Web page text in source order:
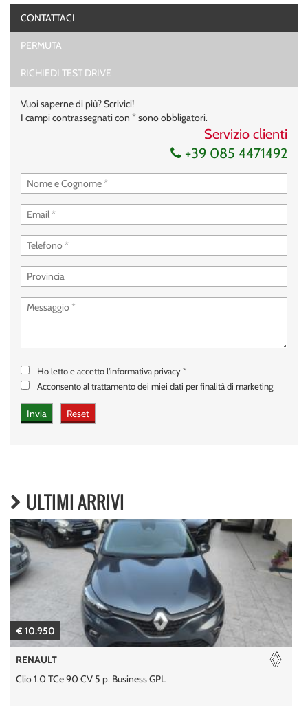
Presa da 12 V nell'abitacolo anteriore / vano bagagli;
Supporto lombare nel sedile del conducente
Consolle centrale chiusa con bracciolo e vano portaoggetti
Bracciolo scorrevole
Tasche portaoggetti sugli schienali dei sedili anteriori
Schienali posteriori ribaltabili 1/3-2/3
Riscaldamento e ventilazione con circolazione dell'aria interna
Climatizzatore automatico (monozona)
Quadro strumenti: digitale da 7"
DISPLAY MULTIMEDIALE: display multimediale da 10,1" senza
navigazione di fabbrica,
Radio DAB, vivavoce Bluetooth® e riproduzione musicale,
2 porte USB-C, 4 altoparlanti, comandi al volante +
CONTATTACI
PERMUTA
RICHIEDI TEST DRIVE
Vuoi saperne di più? Scrivici!
I campi contrassegnati con * sono obbligatori.
Servizio clienti
+39 085 4471492
Ho letto e accettol'informativa privacy*
Acconsento al trattamento dei miei dati per finalità di marketing
ULTIMI ARRIVI
€ 10.950
RENAULT
Clio 1.0 TCe 90 CV 5 p. Business GPL